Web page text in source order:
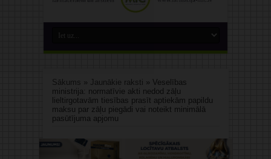
Sākums » Jaunākie raksti » Veselības
ministrija: normatīvie akti nedod zāļu
lieltirgotavām tiesības prasīt aptiekām papildu
maksu par zāļu piegādi vai noteikt minimālā
pasūtījuma apjomu